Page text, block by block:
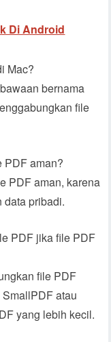
Di Android
Mac?
bernama
file
PDF aman?
PDF aman, karena
data pribadi.
PDF jika file PDF
file PDF
atau
yang lebih kecil.